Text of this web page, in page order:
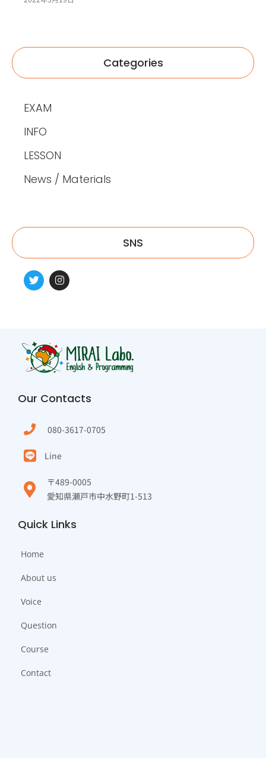
Categories
EXAM
INFO
LESSON
News / Materials
SNS
Our Contacts
080-3617-0705
Line
〒489-0005
愛知県瀬戸市中水野町1-513
Quick Links
Home
About us
Voice
Question
Course
Contact